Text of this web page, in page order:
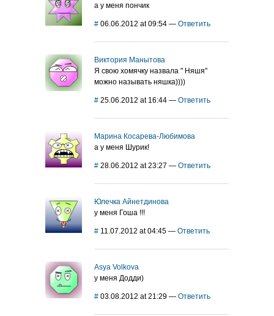
а у меня пончик
# 06.06.2012 at 09:54 — Ответить
Виктория Манытова
Я свою хомячку назвала " Няшя"
можно называть няшка))))
# 25.06.2012 at 16:44 — Ответить
Марина Косарева-Любимова
а у меня Шурик!
# 28.06.2012 at 23:27 — Ответить
Юлечка Айнетдинова
у меня Гоша !!!
# 11.07.2012 at 04:45 — Ответить
Asya Volkova
у меня Додди)
# 03.08.2012 at 21:29 — Ответить